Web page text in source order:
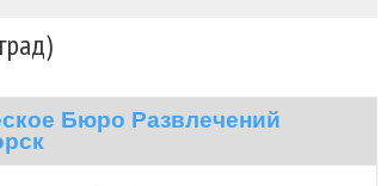
Бюро Развлечений